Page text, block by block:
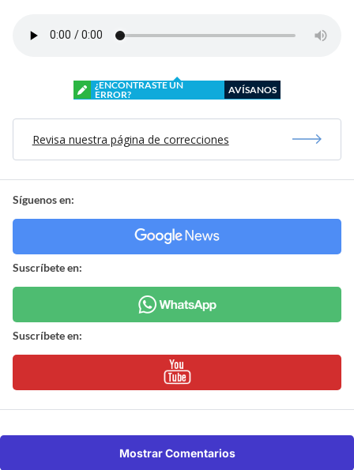
¿ENCONTRASTE UN
ERROR?
AVÍSANOS
Revisa nuestra página de correcciones
Síguenos en:
Suscríbete en:
Suscríbete en:
Mostrar Comentarios